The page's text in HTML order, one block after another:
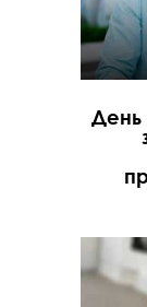
День